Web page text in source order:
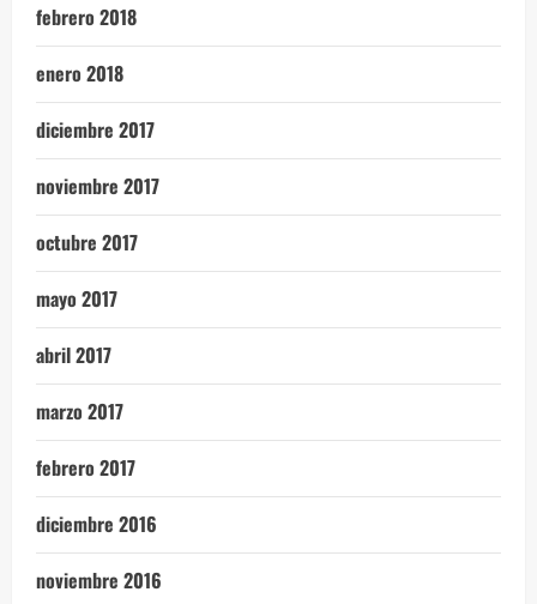
febrero 2018
enero 2018
diciembre 2017
noviembre 2017
octubre 2017
mayo 2017
abril 2017
marzo 2017
febrero 2017
diciembre 2016
noviembre 2016